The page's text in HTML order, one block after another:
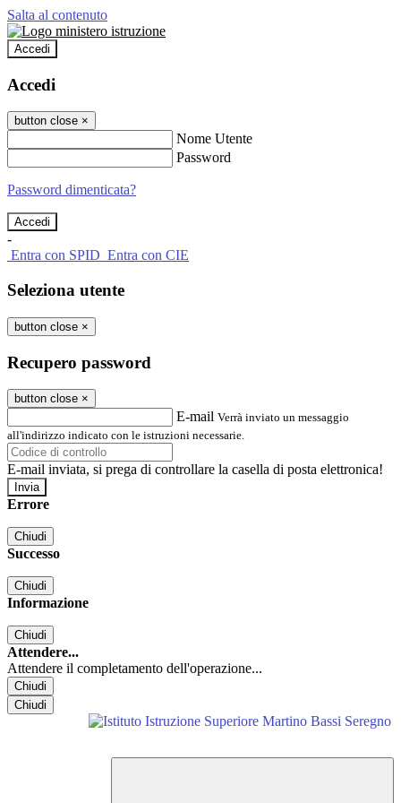
Salta al contenuto
Accedi
Accedi
button close ×
Nome Utente
Password
Password dimenticata?
-
Entra con SPID Entra con CIE
Seleziona utente
button close ×
Recupero password
button close ×
E-mail Verrà inviato un messaggio
all'indirizzo indicato con le istruzioni necessarie.
E-mail inviata, si prega di controllare la casella di posta elettronica!
Errore
Chiudi
Successo
Chiudi
Informazione
Chiudi
Attendere...
Attendere il completamento dell'operazione...
Chiudi
Chiudi